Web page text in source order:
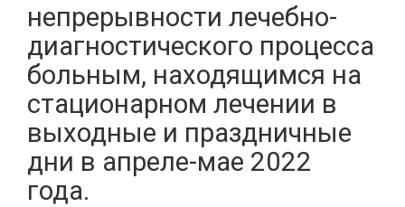
непрерывности лечебно-
диагностического процесса
больным, находящимся на
стационарном лечении в
выходные и праздничные
дни в апреле-мае 2022
года.